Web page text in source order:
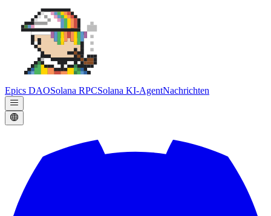
Epics DAOSolana RPCSolana KI-AgentNachrichten